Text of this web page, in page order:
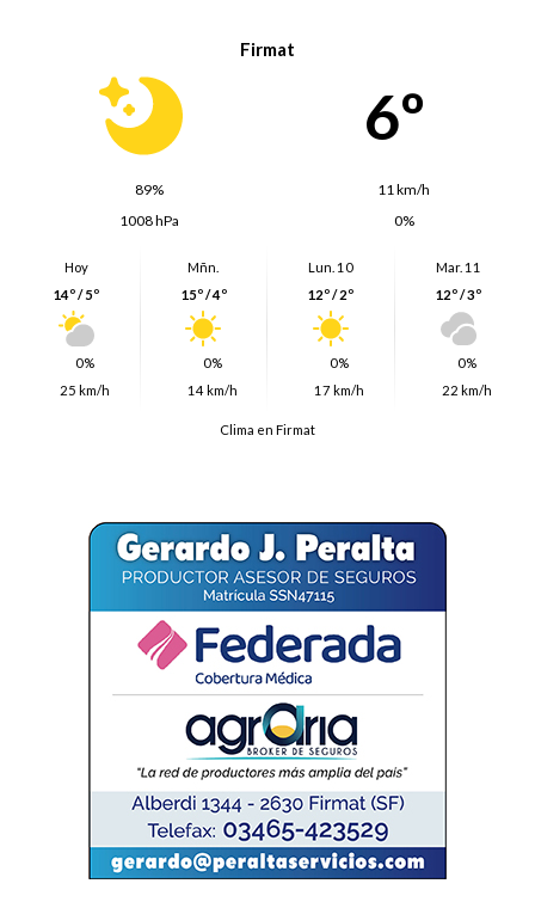
Firmat
6º
89%
11 km/h
1008 hPa
0%
Hoy
14º / 5º
0%
25 km/h
Mñn.
15º / 4º
0%
14 km/h
Lun. 10
12º / 2º
0%
17 km/h
Mar. 11
12º / 3º
0%
22 km/h
Clima en Firmat